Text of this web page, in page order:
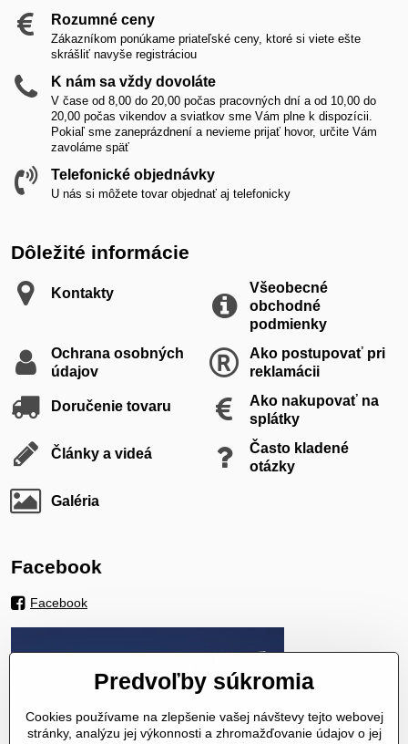
Rozumné ceny
Zákazníkom ponúkame priateľské ceny, ktoré si viete ešte
skrášliť navyše registráciou
K nám sa vždy dovoláte
V čase od 8,00 do 20,00 počas pracovných dní a od 10,00 do
20,00 počas vikendov a sviatkov sme Vám plne k dispozícii.
Pokiaľ sme zaneprázdnení a nevieme prijať hovor, určite Vám
zavoláme späť
Telefonické objednávky
U nás si môžete tovar objednať aj telefonicky
Dôležité informácie
Kontakty
Všeobecné
obchodné
podmienky
Ochrana osobných
údajov
Ako postupovať pri
reklamácii
Doručenie tovaru
Ako nakupovať na
splátky
Články a videá
Často kladené
otázky
Galéria
Facebook
Facebook
Predvoľby súkromia
Cookies používame na zlepšenie vašej návštevy tejto webovej
stránky, analýzu jej výkonnosti a zhromažďovanie údajov o jej